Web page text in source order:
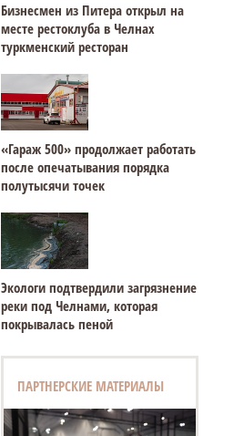
Бизнесмен из Питера открыл на
месте рестоклуба в Челнах
туркменский ресторан
«Гараж 500» продолжает работать
после опечатывания порядка
полутысячи точек
Экологи подтвердили загрязнение
реки под Челнами, которая
покрывалась пеной
ПАРТНЕРСКИЕ МАТЕРИАЛЫ